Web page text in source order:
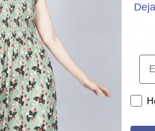
Cuando llego a
me gustó aun
colores son
calentito para
primavera y
Súper
SWEATER COLOR